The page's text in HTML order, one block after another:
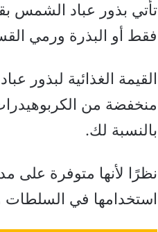
تأتي بذور عباد الشمس
فقط أو البذرة ورمي
القيمة الغذائية لبذور
منخفضة من
بالنسبة لك.
نظرًا لأنها متوفرة على
استخدامها في السلطات